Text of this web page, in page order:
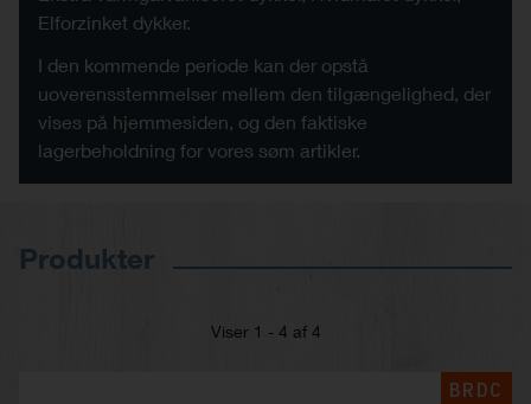
Elforzinket dykker.
I den kommende periode kan der opstå
uoverensstemmelser mellem den tilgængelighed, der
vises på hjemmesiden, og den faktiske
lagerbeholdning for vores søm artikler.
Produkter
Viser 1 - 4 af 4
BRDC